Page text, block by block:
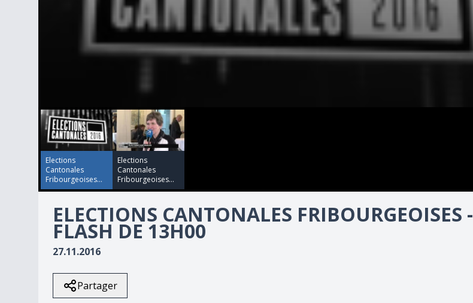
0
seconds
of
secondsVolume
90%
Elections
Cantonales
Fribourgeoises...
Elections
Cantonales
Fribourgeoises...
ELECTIONS CANTONALES FRIBOURGEOISES -
FLASH DE 13H00
27.11.2016
Partager